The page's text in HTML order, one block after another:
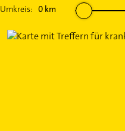
Umkreis: 0km